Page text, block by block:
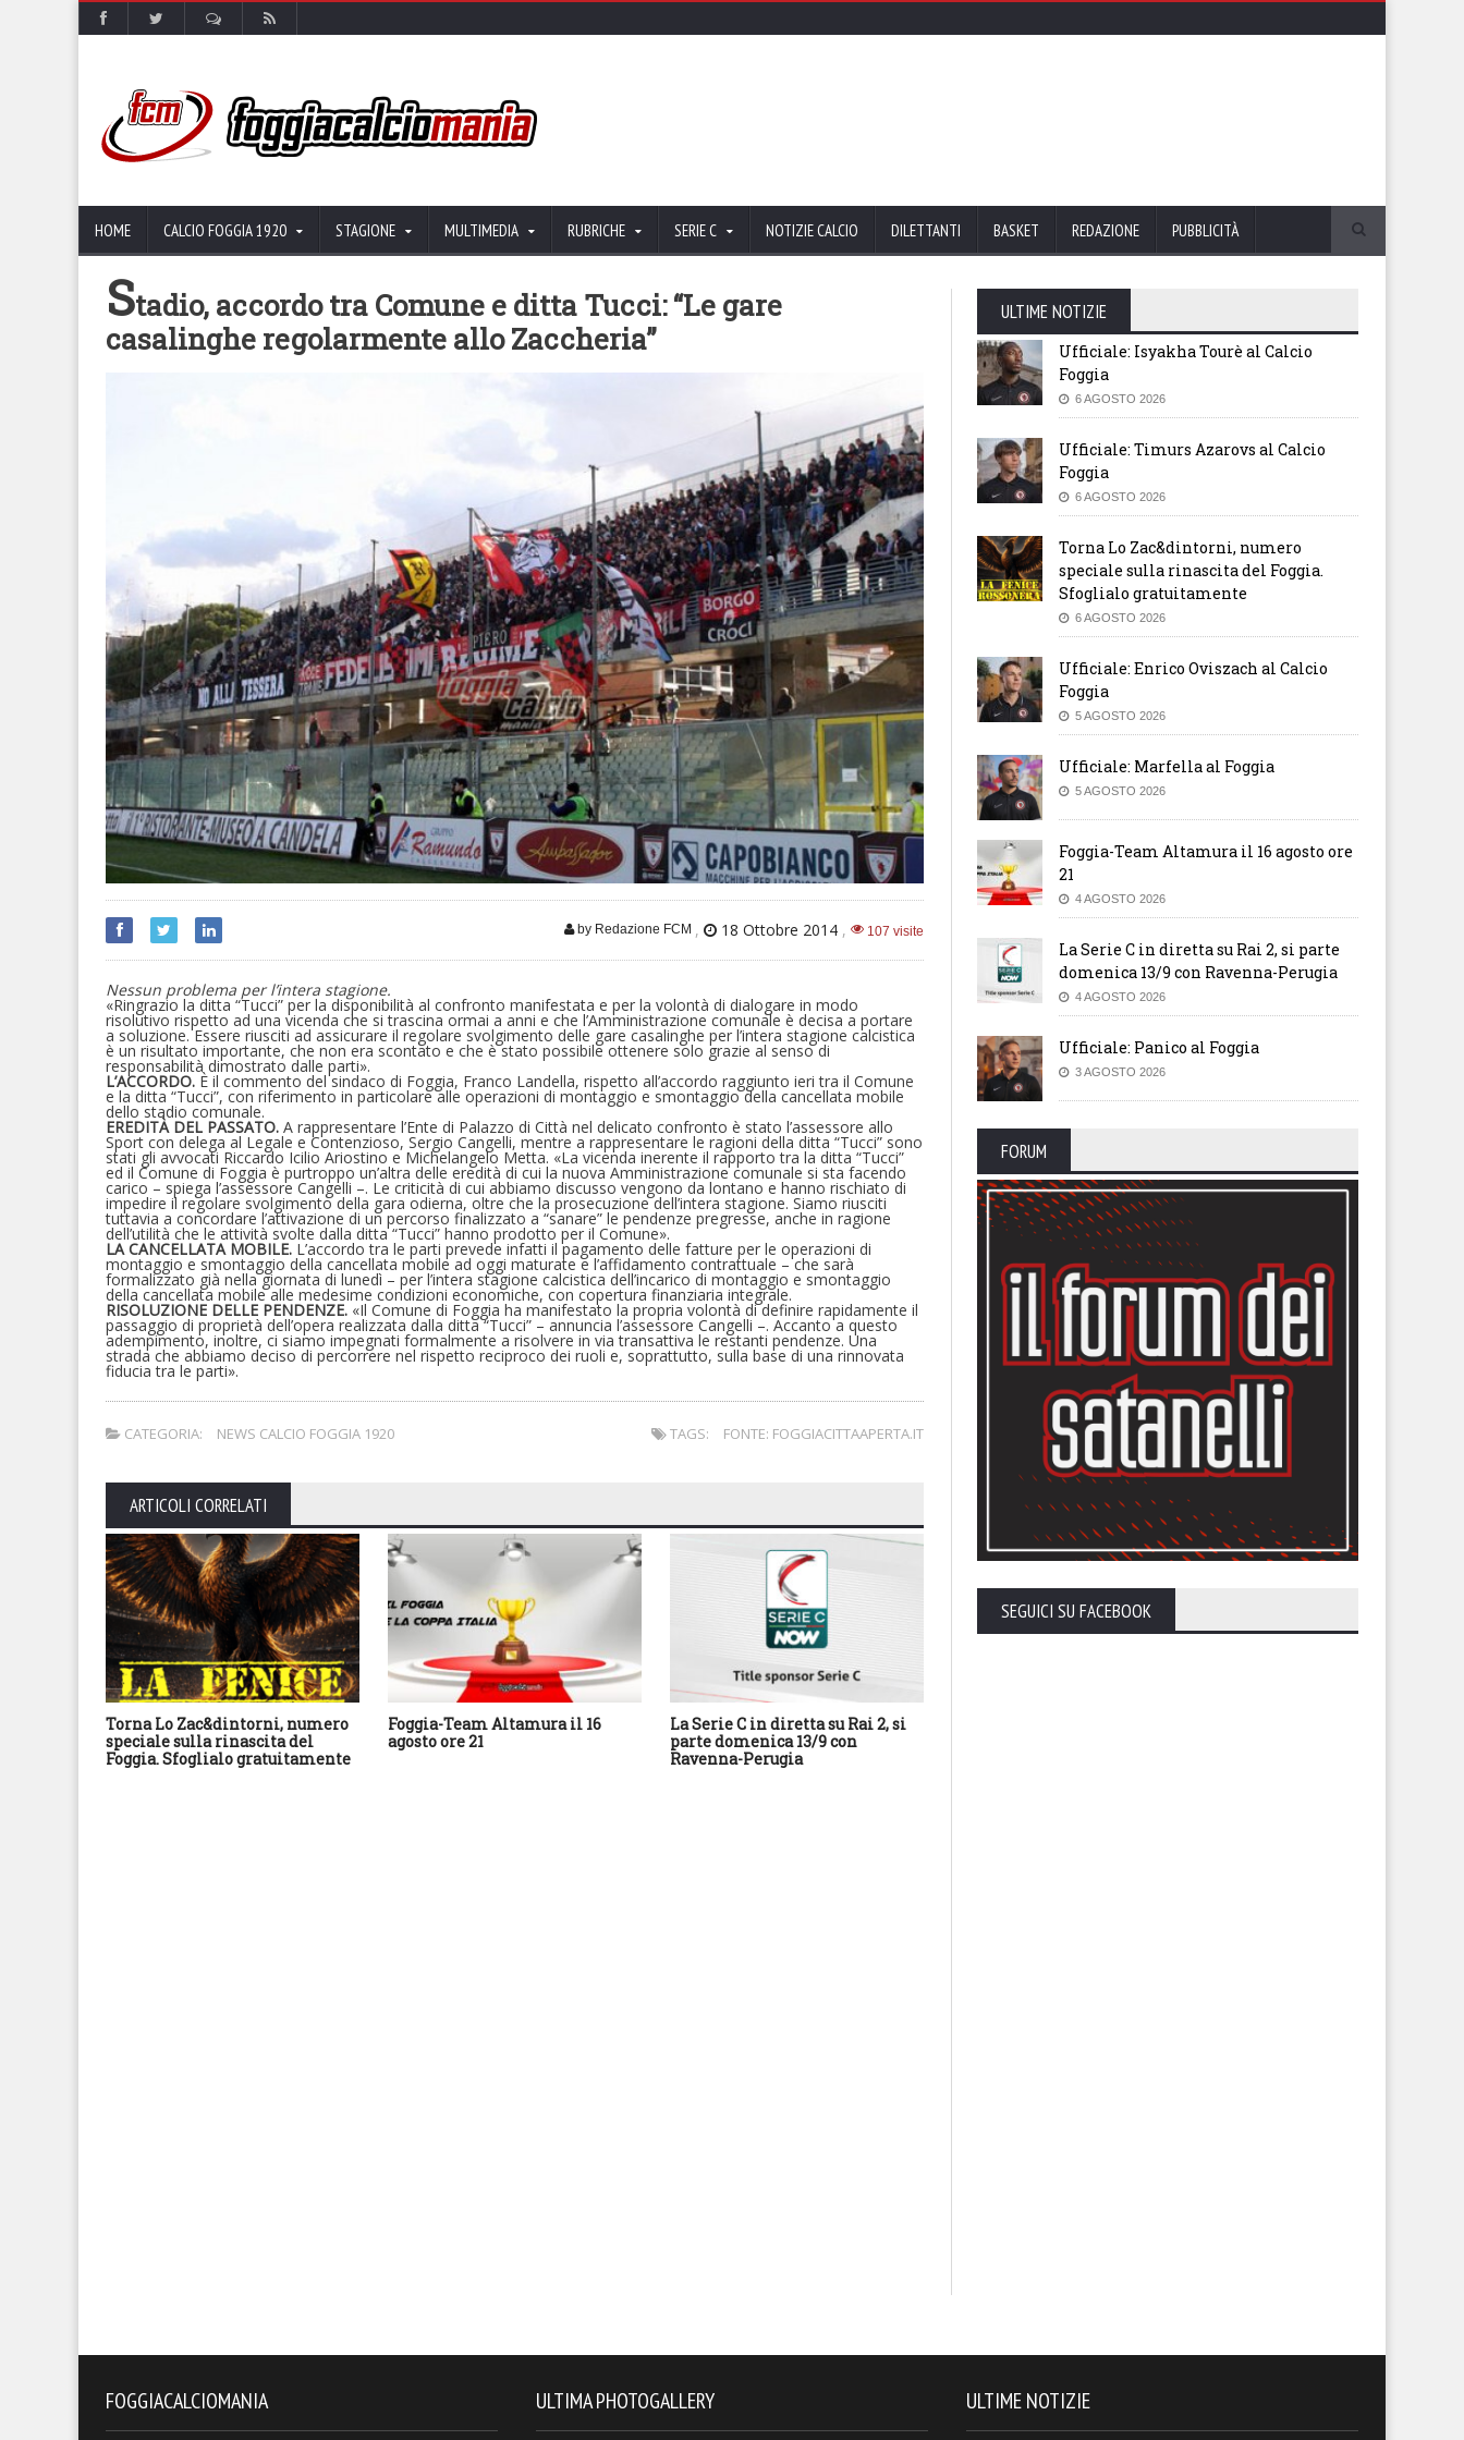
HOME CALCIO FOGGIA 1920 STAGIONE MULTIMEDIA RUBRICHE SERIE C NOTIZIE CALCIO DILETTANTI BASKET REDAZIONE PUBBLICITÀ
Stadio, accordo tra Comune e ditta Tucci: “Le gare
casalinghe regolarmente allo Zaccheria”
by Redazione FCM , 18 Ottobre 2014 , 107 visite
Nessun problema per l’intera stagione.
«Ringrazio la ditta “Tucci” per la disponibilità al confronto manifestata e per la volontà di dialogare in modo
risolutivo rispetto ad una vicenda che si trascina ormai a anni e che l’Amministrazione comunale è decisa a portare
a soluzione. Essere riusciti ad assicurare il regolare svolgimento delle gare casalinghe per l’intera stagione calcistica
è un risultato importante, che non era scontato e che è stato possibile ottenere solo grazie al senso di
responsabilità dimostrato dalle parti».
L’ACCORDO. È il commento del sindaco di Foggia, Franco Landella, rispetto all’accordo raggiunto ieri tra il Comune
e la ditta “Tucci”, con riferimento in particolare alle operazioni di montaggio e smontaggio della cancellata mobile
dello stadio comunale.
EREDITÀ DEL PASSATO. A rappresentare l’Ente di Palazzo di Città nel delicato confronto è stato l’assessore allo
Sport con delega al Legale e Contenzioso, Sergio Cangelli, mentre a rappresentare le ragioni della ditta “Tucci” sono
stati gli avvocati Riccardo Icilio Ariostino e Michelangelo Metta. «La vicenda inerente il rapporto tra la ditta “Tucci”
ed il Comune di Foggia è purtroppo un’altra delle eredità di cui la nuova Amministrazione comunale si sta facendo
carico – spiega l’assessore Cangelli –. Le criticità di cui abbiamo discusso vengono da lontano e hanno rischiato di
impedire il regolare svolgimento della gara odierna, oltre che la prosecuzione dell’intera stagione. Siamo riusciti
tuttavia a concordare l’attivazione di un percorso finalizzato a “sanare” le pendenze pregresse, anche in ragione
dell’utilità che le attività svolte dalla ditta “Tucci” hanno prodotto per il Comune».
LA CANCELLATA MOBILE. L’accordo tra le parti prevede infatti il pagamento delle fatture per le operazioni di
montaggio e smontaggio della cancellata mobile ad oggi maturate e l’affidamento contrattuale – che sarà
formalizzato già nella giornata di lunedì – per l’intera stagione calcistica dell’incarico di montaggio e smontaggio
della cancellata mobile alle medesime condizioni economiche, con copertura finanziaria integrale.
RISOLUZIONE DELLE PENDENZE. «Il Comune di Foggia ha manifestato la propria volontà di definire rapidamente il
passaggio di proprietà dell’opera realizzata dalla ditta “Tucci” – annuncia l’assessore Cangelli –. Accanto a questo
adempimento, inoltre, ci siamo impegnati formalmente a risolvere in via transattiva le restanti pendenze. Una
strada che abbiamo deciso di percorrere nel rispetto reciproco dei ruoli e, soprattutto, sulla base di una rinnovata
fiducia tra le parti».
CATEGORIA: NEWS CALCIO FOGGIA 1920 TAGS: FONTE: FOGGIACITTAAPERTA.IT
ARTICOLI CORRELATI
Torna Lo Zac&dintorni, numero
speciale sulla rinascita del
Foggia. Sfoglialo gratuitamente
Foggia-Team Altamura il 16
agosto ore 21
La Serie C in diretta su Rai 2, si
parte domenica 13/9 con
Ravenna-Perugia
ULTIME NOTIZIE
Ufficiale: Isyakha Tourè al Calcio
Foggia
6 AGOSTO 2026
Ufficiale: Timurs Azarovs al Calcio
Foggia
6 AGOSTO 2026
Torna Lo Zac&dintorni, numero
speciale sulla rinascita del Foggia.
Sfoglialo gratuitamente
6 AGOSTO 2026
Ufficiale: Enrico Oviszach al Calcio
Foggia
5 AGOSTO 2026
Ufficiale: Marfella al Foggia
5 AGOSTO 2026
Foggia-Team Altamura il 16 agosto ore
21
4 AGOSTO 2026
La Serie C in diretta su Rai 2, si parte
domenica 13/9 con Ravenna-Perugia
4 AGOSTO 2026
Ufficiale: Panico al Foggia
3 AGOSTO 2026
FORUM
SEGUICI SU FACEBOOK
FOGGIACALCIOMANIA ULTIMA PHOTOGALLERY ULTIME NOTIZIE